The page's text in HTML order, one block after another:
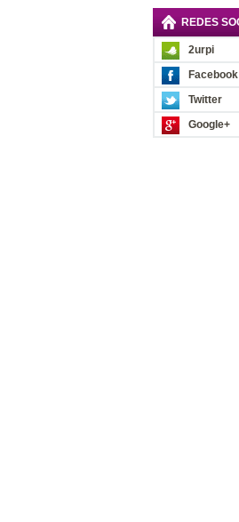
REDES
2urpi
Facebook
Twitter
Google+